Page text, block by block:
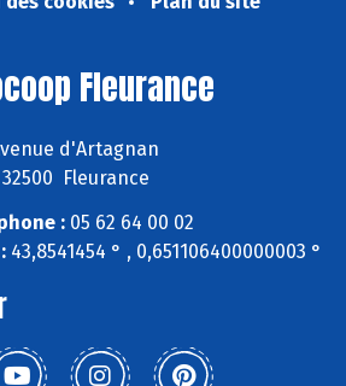
Fleurance
d'Artagnan
32500 Fleurance
: 05 62 64 00 02
43,8541454 ° , 0,651106400000003 °